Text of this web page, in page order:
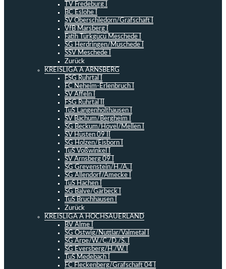
TV Fredeburg I
BC Eslohe I
SV Oberschledorn/Grafschaft I
VfB Marsberg I
Fatih Türkgücü Meschede I
SG Herdringen/Müschede I
SSV Meschede I
Zurück
KREISLIGA A ARNSBERG
FSG Ruhrtal I
FC Neheim-Erlenbruch I
SV Affeln I
FSG Ruhrtal II
TuS Langenholthausen I
SV Bachum/Bergheim I
SG Beckum/Hövel/Mellen I
SV Hüsten 09 II
SG Holzen/Eisborn I
TuS Voßwinkel I
SV Arnsberg 09 I
SG Grevenstein/H./A. I
SG Allendorf/Amecke I
TuS Hachen I
SG Balve/Garbeck I
TuS Bruchhausen I
Zurück
KREISLIGA A HOCHSAUERLAND
BV Alme I
SG Ostwig/Nuttlar/Valmetal I
SG Arpe/W./C./D./S. I
SG Eversberg/H./W. I
TuS Medebach I
FC Fleckenberg/Grafschaft 04 I